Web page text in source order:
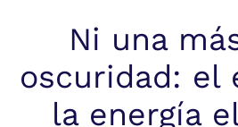
Ni una
oscuridad: el
la energía